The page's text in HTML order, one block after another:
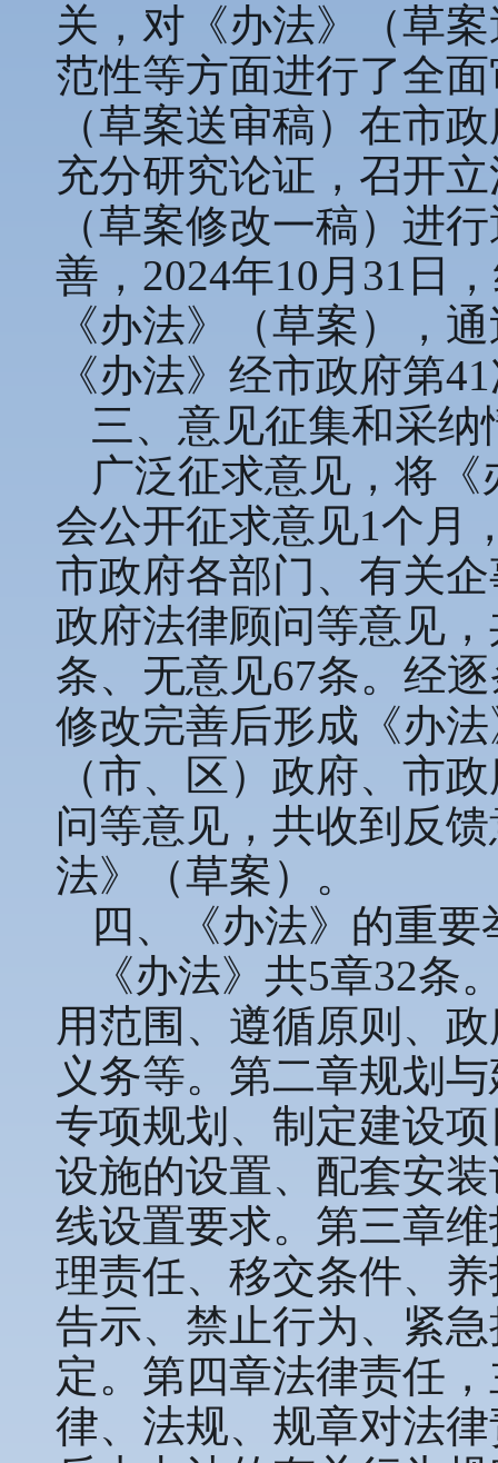
关，对《办法》（草
范性等方面进行了全
（草案送审稿）在市
充分研究论证，召开
（草案修改一稿）进
善，2024年10月31日
《办法》（草案），
《办法》经市政府第
三、意见征集和采纳
广泛征求意见，将
会公开征求意见1个月
市政府各部门、有关
政府法律顾问等意见
条、无意见67条。经
修改完善后形成《办
（市、区）政府、市
问等意见，共收到反
法》（草案）。
四、《办法》的重要
《办法》共5章32
用范围、遵循原则、
义务等。第二章规划
专项规划、制定建设
设施的设置、配套安
线设置要求。第三章
理责任、移交条件、
告示、禁止行为、紧
定。第四章法律责任
律、法规、规章对法